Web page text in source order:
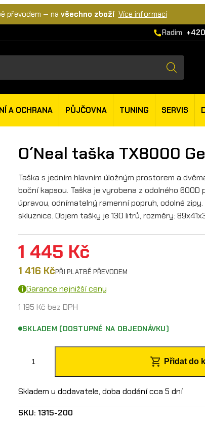
převodem — na všechno zboží Více informací
Radim
A OCHRANA PŮJČOVNA TUNING SERVIS
O´Neal taška TX8000
Taška s jedním hlavním úložným prostorem a
boční kapsou. Taška je vyrobena z odolného 600D
úpravou, odnímatelný ramenní popruh, odolné
skluznice. Objem tašky je 130 litrů, rozměry:
1 445 Kč
1 416 KčPŘI PLATBĚ PŘEVODEM
Garance nejnižší ceny
1 195 Kč bez DPH
SKLADEM (DOSTUPNÉ NA OBJEDNÁVKU)
N
e
Přidat do
Skladem u dodavatele, doba dodání cca 5 dní
SKU: 1315-200